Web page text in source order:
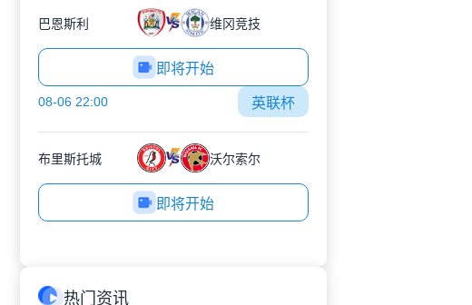
巴恩斯利 维冈竞技
即将开始
08-06 22:00 英联杯
布里斯托城 沃尔索尔
即将开始
热门资讯